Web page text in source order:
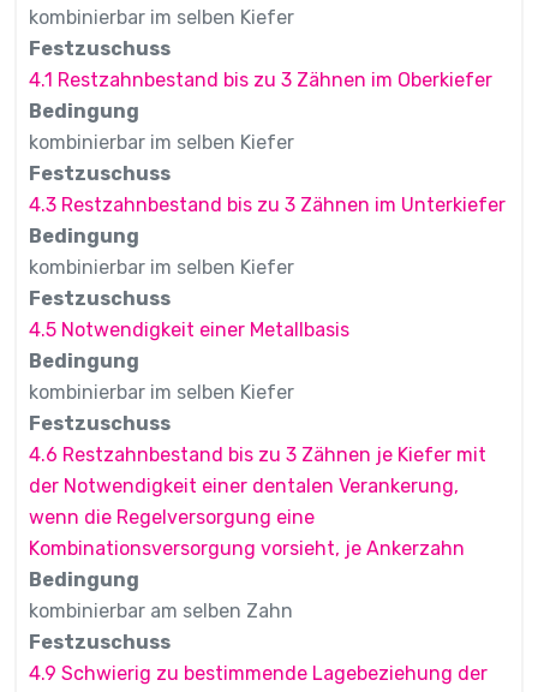
kombinierbar im selben Kiefer
Festzuschuss
4.1 Restzahnbestand bis zu 3 Zähnen im Oberkiefer
Bedingung
kombinierbar im selben Kiefer
Festzuschuss
4.3 Restzahnbestand bis zu 3 Zähnen im Unterkiefer
Bedingung
kombinierbar im selben Kiefer
Festzuschuss
4.5 Notwendigkeit einer Metallbasis
Bedingung
kombinierbar im selben Kiefer
Festzuschuss
4.6 Restzahnbestand bis zu 3 Zähnen je Kiefer mit
der Notwendigkeit einer dentalen Verankerung,
wenn die Regelversorgung eine
Kombinationsversorgung vorsieht, je Ankerzahn
Bedingung
kombinierbar am selben Zahn
Festzuschuss
4.9 Schwierig zu bestimmende Lagebeziehung der